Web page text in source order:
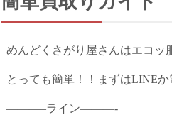
めんどくさがり屋さんはエコッ
とっても簡単！！まずはLINEか
———–ライン———-